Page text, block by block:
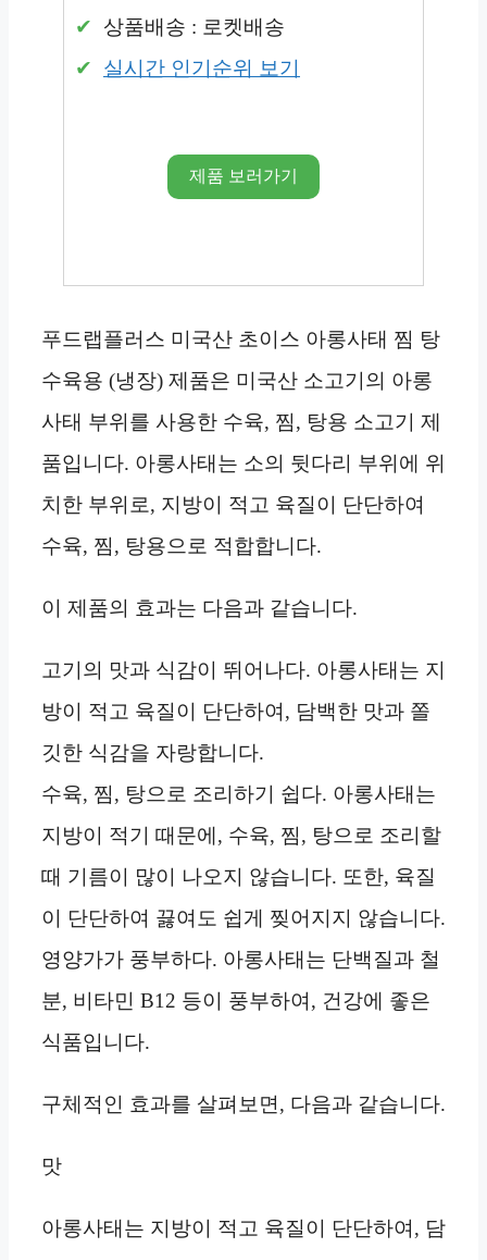
상품배송 : 로켓배송
실시간 인기순위 보기
제품 보러가기
푸드랩플러스 미국산 초이스 아롱사태 찜 탕
수육용 (냉장) 제품은 미국산 소고기의 아롱
사태 부위를 사용한 수육, 찜, 탕용 소고기 제
품입니다. 아롱사태는 소의 뒷다리 부위에 위
치한 부위로, 지방이 적고 육질이 단단하여
수육, 찜, 탕용으로 적합합니다.
이 제품의 효과는 다음과 같습니다.
고기의 맛과 식감이 뛰어나다. 아롱사태는 지
방이 적고 육질이 단단하여, 담백한 맛과 쫄
깃한 식감을 자랑합니다.
수육, 찜, 탕으로 조리하기 쉽다. 아롱사태는
지방이 적기 때문에, 수육, 찜, 탕으로 조리할
때 기름이 많이 나오지 않습니다. 또한, 육질
이 단단하여 끓여도 쉽게 찢어지지 않습니다.
영양가가 풍부하다. 아롱사태는 단백질과 철
분, 비타민 B12 등이 풍부하여, 건강에 좋은
식품입니다.
구체적인 효과를 살펴보면, 다음과 같습니다.
맛
아롱사태는 지방이 적고 육질이 단단하여, 담